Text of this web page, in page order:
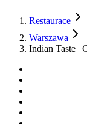
Restaurace
Warszawa
Indian Taste |